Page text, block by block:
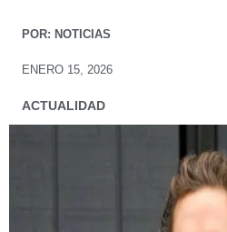
POR: NOTICIAS
ENERO 15, 2026
ACTUALIDAD